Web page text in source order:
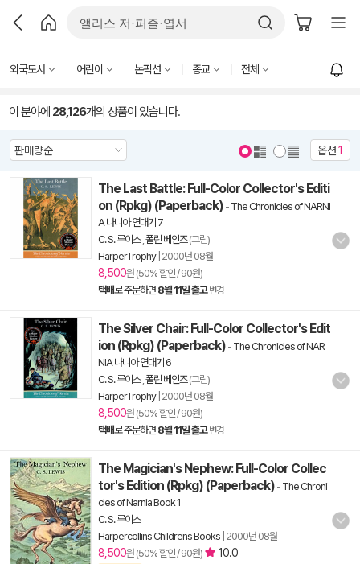
외국도서 어린이 논픽션 종교 전체
이 분야에 28,126개의 상품이 있습니다.
옵션1
The Last Battle: Full-Color Collector's Editi
on (Rpkg) (Paperback) - The Chronicles of NARNI
A 나니아 연대기 7
C. S. 루이스, 폴린 베인즈(그림)
HarperTrophy| 2000년 08월
8,500원 (50% 할인 / 90원)
택배로 주문하면 8월 11일 출고 변경
The Silver Chair: Full-Color Collector's Edit
ion (Rpkg) (Paperback) - The Chronicles of NAR
NIA 나니아 연대기 6
C. S. 루이스, 폴린 베인즈(그림)
HarperTrophy| 2000년 08월
8,500원 (50% 할인 / 90원)
택배로 주문하면 8월 11일 출고 변경
The Magician's Nephew: Full-Color Collec
tor's Edition (Rpkg) (Paperback) - The Chroni
cles of Narnia Book 1
C. S. 루이스
Harpercollins Childrens Books 2000년 08월
8,500원 (50% 할인 / 90원) 10.0